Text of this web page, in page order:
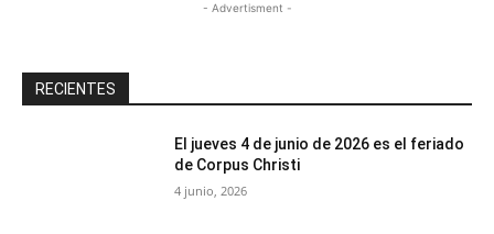
- Advertisment -
RECIENTES
El jueves 4 de junio de 2026 es el feriado
de Corpus Christi
4 junio, 2026